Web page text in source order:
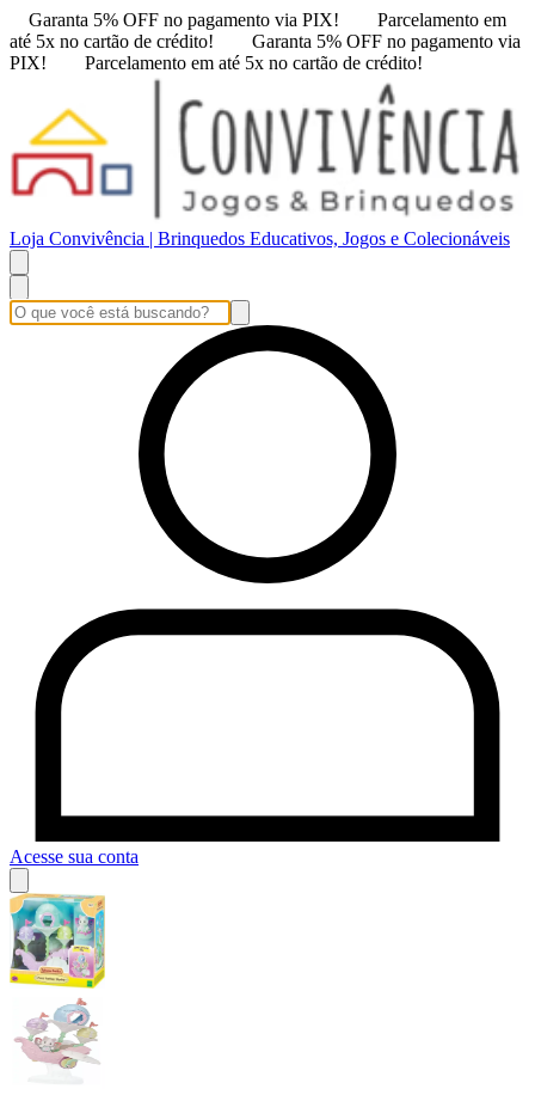
Garanta 5% OFF no pagamento via PIX!
Parcelamento em
até 5x no cartão de crédito!
Garanta 5% OFF no pagamento via
PIX!
Parcelamento em até 5x no cartão de crédito!
Loja Convivência | Brinquedos Educativos, Jogos e Colecionáveis
Acesse sua conta